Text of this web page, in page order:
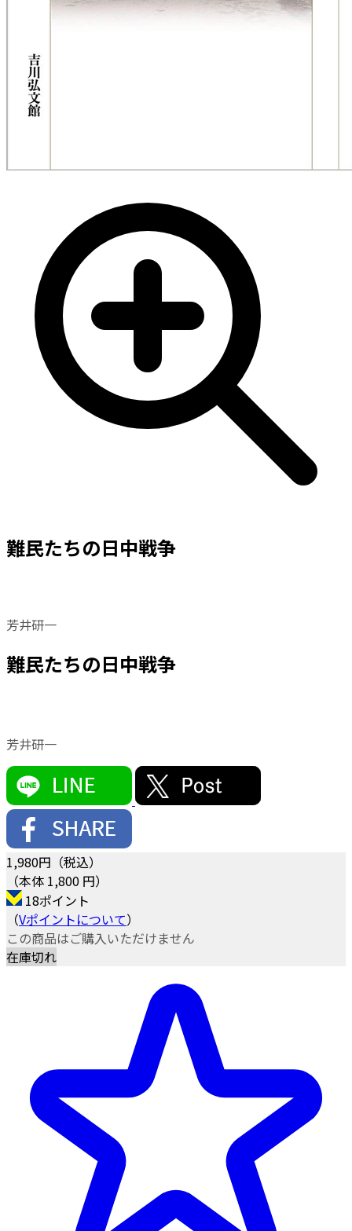
難民たちの日中戦争
芳井研一
難民たちの日中戦争
芳井研一
1,980円（税込）
（本体 1,800 円）
18ポイント
（Vポイントについて）
この商品はご購入いただけません
在庫切れ